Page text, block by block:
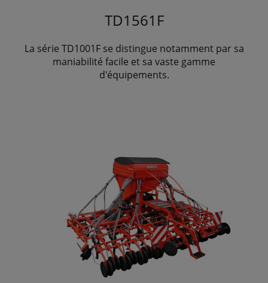
TD1561F
La série TD1001F se distingue notamment par sa
maniabilité facile et sa vaste gamme
d'équipements.